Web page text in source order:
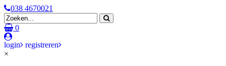
038 4670021
0
login
registreren
×